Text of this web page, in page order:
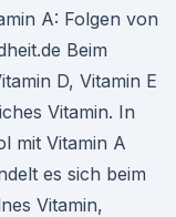
A: Folgen von
Beim
D, Vitamin E
Vitamin. In
mit Vitamin A
es sich beim
Vitamin,